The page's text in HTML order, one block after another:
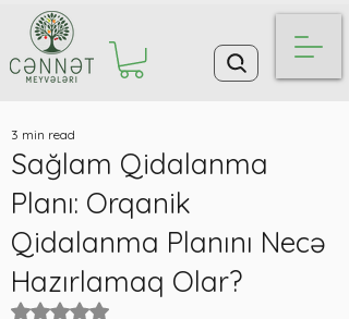
Sağlam Qidalanma
Planı: Orqanik
Qidalanma Planını Necə
Hazırlamaq Olar?
3 min read
Rated NaN out of 5 stars.